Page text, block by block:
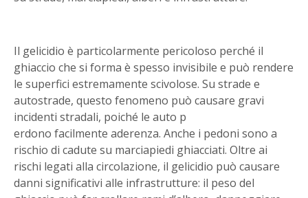
Il gelicidio è particolarmente pericoloso perché il
ghiaccio che si forma è spesso invisibile e può rendere
le superfici estremamente scivolose. Su strade e
autostrade, questo fenomeno può causare gravi
incidenti stradali, poiché le auto p
erdono facilmente aderenza. Anche i pedoni sono a
rischio di cadute su marciapiedi ghiacciati. Oltre ai
rischi legati alla circolazione, il gelicidio può causare
danni significativi alle infrastrutture: il peso del